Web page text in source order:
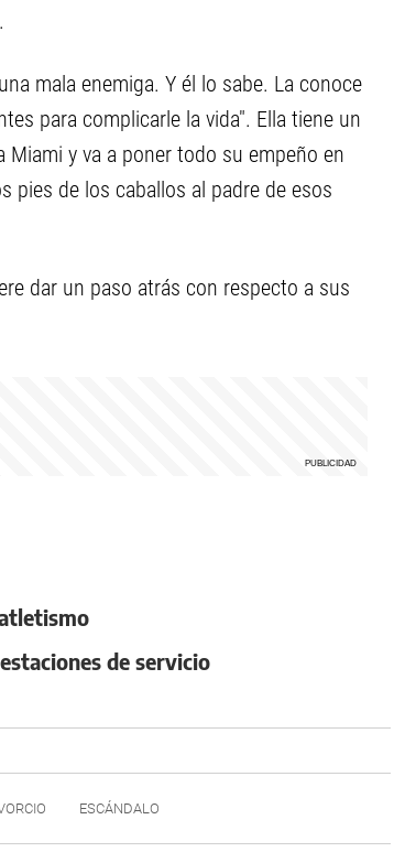
mala enemiga. Y él lo sabe. La conoce
para complicarle la vida". Ella tiene un
y va a poner todo su empeño en
pies de los caballos al padre de esos
dar un paso atrás con respecto a sus
de servicio
ESCÁNDALO